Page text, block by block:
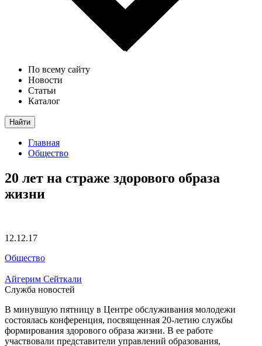
По всему сайту
Новости
Статьи
Каталог
Найти
Главная
Общество
20 лет на страже здорового образа
жизни
12.12.17
Общество
Айгерим Сейткали
Служба новостей
В минувшую пятницу в Центре обслуживания молодежи
состоялась конференция, посвященная 20-летию службы
формирования здорового образа жизни. В ее работе
участвовали представители управлений образования,